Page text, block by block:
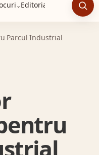
⌄ Editorial
Parcul Industrial